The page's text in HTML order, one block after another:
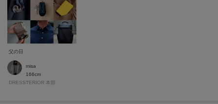
父の日
misa
166cm
DRESSTERIOR 本部